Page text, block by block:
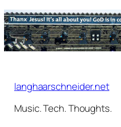
Zum
Inhalt
springen
langhaarschneider.net
Music. Tech. Thoughts.